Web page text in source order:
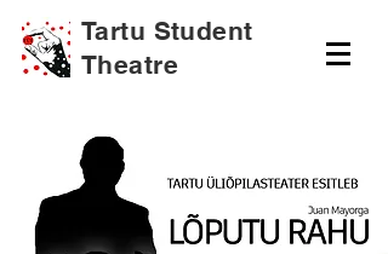
Tartu Student
Theatre